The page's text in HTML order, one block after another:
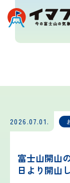
登山ルー
富士
御殿
2026.07.01.
富士山開山
日より開山